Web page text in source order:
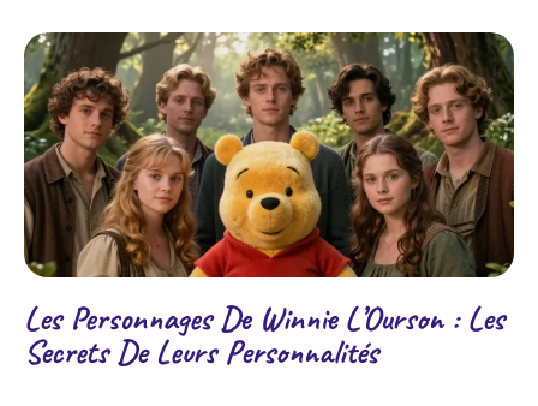
Les Personnages De Winnie L’Ourson : Les
Secrets De Leurs Personnalités